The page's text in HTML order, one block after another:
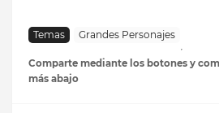
Temas Grandes Personajes
Comparte mediante los botones y
más abajo